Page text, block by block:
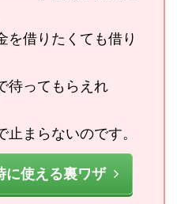
を借りたくても借り
待ってもらえれ
まらないのです。
に使える裏ワザ